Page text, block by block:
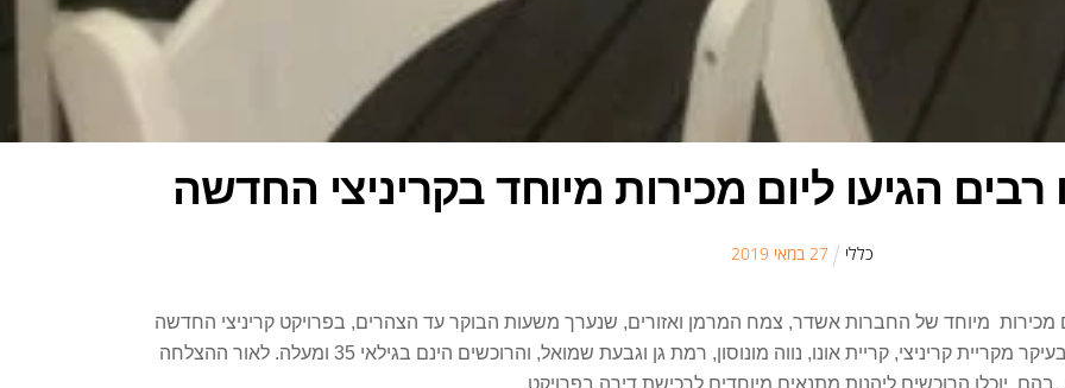
רבים הגיעו ליום מכירות מיוחד בקריניצי החדשה
כללי 27במאי 2019
מכירות מיוחד של החברות אשדר, צמח המרמן ואזורים, שנערך משעות הבוקר עד הצהרים, בפרויקט קריניצי החדשה
ברמת גן. הפרויקט מרכז עניין בקרב תושבי בקעת אונו, בעיקר מקריית קריניצי, קריית אונו, נווה מונוסון, רמת גן וגבעת שמואל, והרוכשים הינם בגילאי 35 ומעלה. לאור ההצלחה